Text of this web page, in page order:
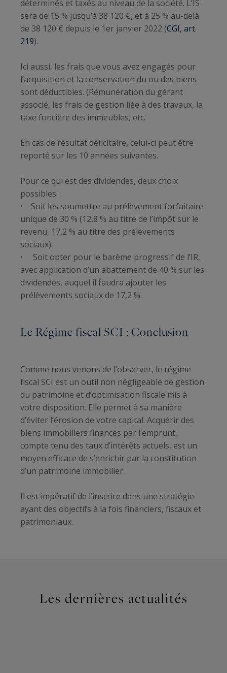
déterminés et taxés au niveau de la société. L’IS
sera de 15 % jusqu’à 38 120 €, et à 25 % au-delà
de 38 120 € depuis le 1er janvier 2022 (CGI, art.
219).
Ici aussi, les frais que vous avez engagés pour
l’acquisition et la conservation du ou des biens
sont déductibles. (Rémunération du gérant
associé, les frais de gestion liée à des travaux, la
taxe foncière des immeubles, etc.
En cas de résultat déficitaire, celui-ci peut être
reporté sur les 10 années suivantes.
Pour ce qui est des dividendes, deux choix
possibles :
• Soit les soumettre au prélèvement forfaitaire
unique de 30 % (12,8 % au titre de l’impôt sur le
revenu, 17,2 % au titre des prélèvements
sociaux).
• Soit opter pour le barème progressif de l’IR,
avec application d’un abattement de 40 % sur les
dividendes, auquel il faudra ajouter les
prélèvements sociaux de 17,2 %.
Le Régime fiscal SCI : Conclusion
Comme nous venons de l’observer, le régime
fiscal SCI est un outil non négligeable de gestion
du patrimoine et d’optimisation fiscale mis à
votre disposition. Elle permet à sa manière
d’éviter l’érosion de votre capital. Acquérir des
biens immobiliers financés par l’emprunt,
compte tenu des taux d’intérêts actuels, est un
moyen efficace de s’enrichir par la constitution
d’un patrimoine immobilier.
Il est impératif de l’inscrire dans une stratégie
ayant des objectifs à la fois financiers, fiscaux et
patrimoniaux.
Les dernières actualités